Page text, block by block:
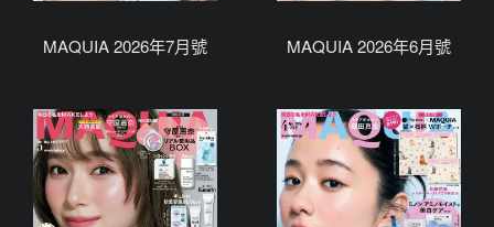
MAQUIA 2026年7月號 MAQUIA 2026年6月號